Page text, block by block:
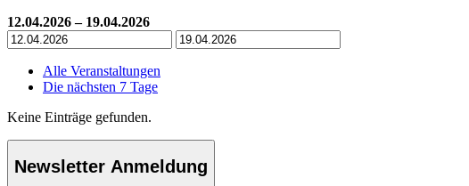
12.04.2026 – 19.04.2026
Alle Veranstaltungen
Die nächsten 7 Tage
Keine Einträge gefunden.
Newsletter Anmeldung